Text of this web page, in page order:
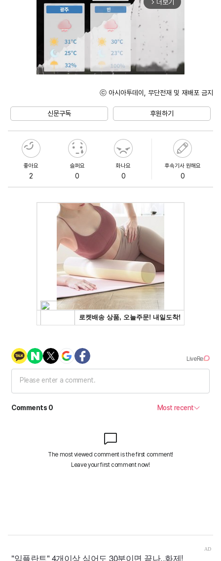
arrow_forward_ios 더보기
ⓒ 아시아투데이, 무단전재 및 재배포 금지
신문구독 후원하기
좋아요
2
슬퍼요
0
화나요
0
후속기사 원해요
0